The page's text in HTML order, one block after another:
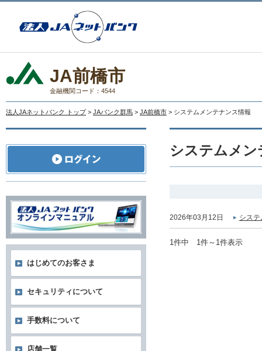
JA前橋市
金融機関コード：4544
法人JAネットバンク トップ > JAバンク群馬 > JA前橋市 > システムメンテナンス情報
システムメ
2026年03月12日 シス
1件中 1件～1件表示
はじめてのお客さま
セキュリティについて
手数料について
店舗一覧